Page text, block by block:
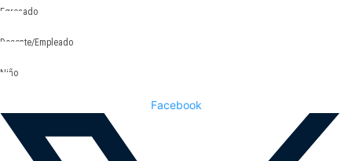
Egresado
Docente/Empleado
Niño
Facebook